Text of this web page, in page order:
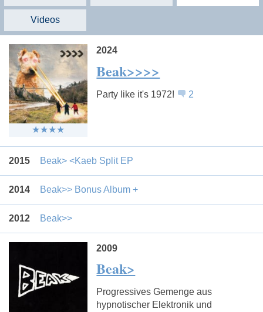
Videos
2024
Beak>>>>
Party like it's 1972! 2
2015 Beak> <Kaeb Split EP
2014 Beak>> Bonus Album +
2012 Beak>>
2009
Beak>
Progressives Gemenge aus
hypnotischer Elektronik und